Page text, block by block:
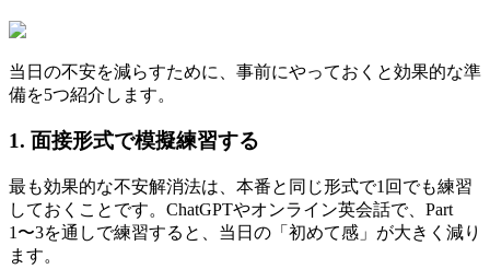
当日の不安を減らすために、事前にやっておくと効果的な準
備を5つ紹介します。
1. 面接形式で模擬練習する
最も効果的な不安解消法は、本番と同じ形式で1回でも練習
しておくことです。ChatGPTやオンライン英会話で、Part
1〜3を通しで練習すると、当日の「初めて感」が大きく減り
ます。